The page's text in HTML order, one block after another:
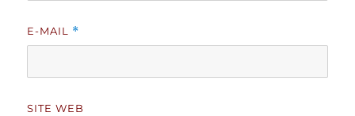
E-MAIL *
SITE WEB